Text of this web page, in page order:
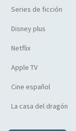
Series de ficción
Disney plus
Netflix
Apple TV
Cine español
La casa del dragón